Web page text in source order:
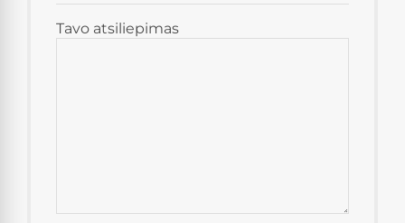
Tavo atsiliepimas